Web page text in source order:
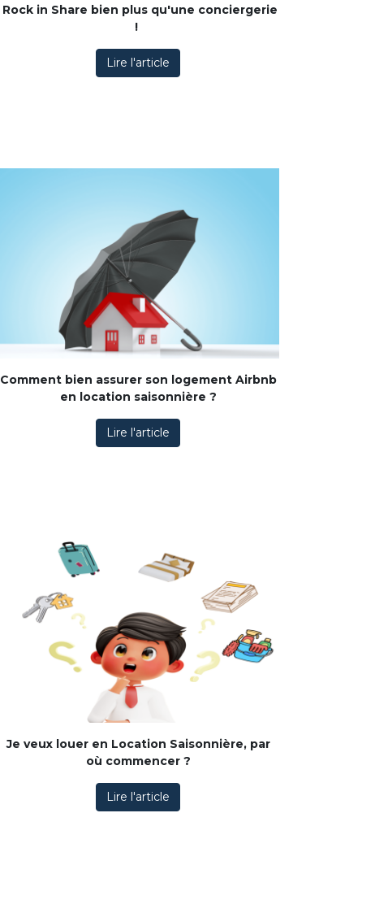
Rock in Share bien plus qu'une conciergerie
!
Lire l'article
Comment bien assurer son logement Airbnb
en location saisonnière ?
Lire l'article
Je veux louer en Location Saisonnière, par
où commencer ?
Lire l'article